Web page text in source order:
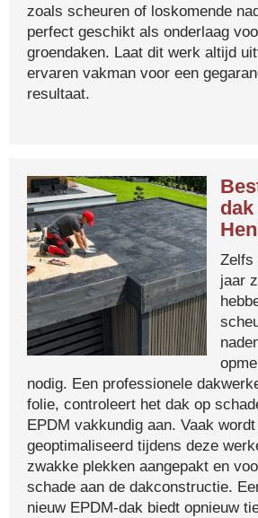
zoals scheuren of loskomende
perfect geschikt als onderlaag
groendaken. Laat dit werk altijd
ervaren vakman voor een
resultaat.
Zelfs
jaar
nodig. Een professionele
folie, controleert het dak op
EPDM vakkundig aan. Vaak
geoptimaliseerd tijdens deze
zwakke plekken aangepakt en
schade aan de dakconstructie.
nieuw EPDM-dak biedt opnieuw